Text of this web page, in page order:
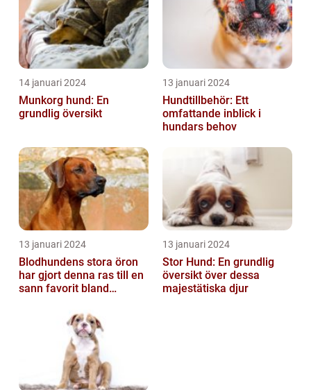
14 januari 2024
Munkorg hund: En
grundlig översikt
13 januari 2024
Hundtillbehör: Ett
omfattande inblick i
hundars behov
13 januari 2024
Blodhundens stora öron
har gjort denna ras till en
sann favorit bland
13 januari 2024
Stor Hund: En grundlig
översikt över dessa
majestätiska djur